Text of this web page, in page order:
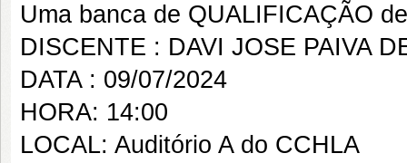
Uma banca de QUALIFICAÇÃO
DISCENTE : DAVI JOSE PAIVA
DATA : 09/07/2024
HORA: 14:00
LOCAL: Auditório A do CCHLA